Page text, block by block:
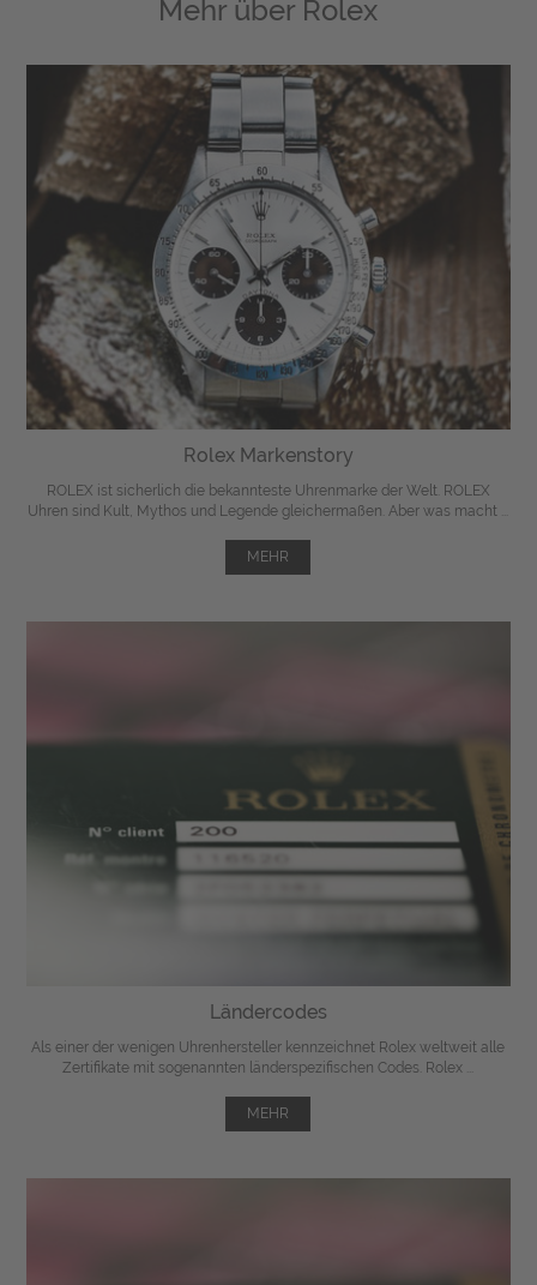
Mehr über Rolex
Rolex Markenstory
ROLEX ist sicherlich die bekannteste Uhrenmarke der Welt. ROLEX
Uhren sind Kult, Mythos und Legende gleichermaßen. Aber was macht ...
MEHR
Ländercodes
Als einer der wenigen Uhrenhersteller kennzeichnet Rolex weltweit alle
Zertifikate mit sogenannten länderspezifischen Codes. Rolex ...
MEHR